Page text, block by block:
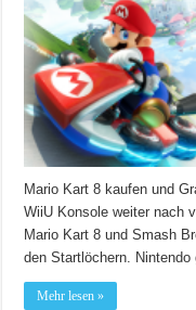
Mario Kart 8 kaufen und
WiiU Konsole weiter nach
Mario Kart 8 und Smash
den Startlöchern.
Mehr lesen »